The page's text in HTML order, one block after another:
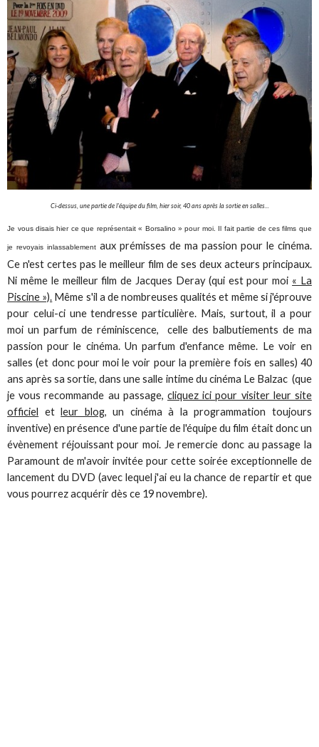
Ci-dessus, une partie de l'équipe du film, hier soir, 40 ans après la sortie en salles...
Je vous disais hier ce que représentait « Borsalino » pour moi. Il fait partie de ces films que
je revoyais inlassablement aux prémisses de ma passion pour le cinéma.
Ce n'est certes pas le meilleur film de ses deux acteurs principaux.
Ni même le meilleur film de Jacques Deray (qui est pour moi « La
Piscine »). Même s'il a de nombreuses qualités et même si j'éprouve
pour celui-ci une tendresse particulière. Mais, surtout, il a pour
moi un parfum de réminiscence, celle des balbutiements de ma
passion pour le cinéma. Un parfum d'enfance même. Le voir en
salles (et donc pour moi le voir pour la première fois en salles) 40
ans après sa sortie, dans une salle intime du cinéma Le Balzac (que
je vous recommande au passage, cliquez ici pour visiter leur site
officiel etleur blog, un cinéma à la programmation toujours
inventive) en présence d'une partie de l'équipe du film était donc un
évènement réjouissant pour moi. Je remercie donc au passage la
Paramount de m'avoir invitée pour cette soirée exceptionnelle de
lancement du DVD (avec lequel j'ai eu la chance de repartir et que
vous pourrez acquérir dès ce 19 novembre).